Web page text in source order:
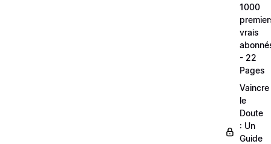
1000
vrais
- 22
Pages
Vaincre
le
Doute
: Un
Guide